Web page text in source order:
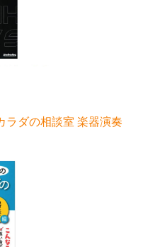
ラダの相談室 楽器演奏